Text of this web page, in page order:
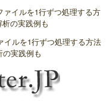
イルを1行ずつ処理する方
の実践例も
イルを1行ずつ処理する方法
の実践例も